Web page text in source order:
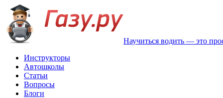
Научиться водить — это
Инструкторы
Автошколы
Статьи
Вопросы
Блоги